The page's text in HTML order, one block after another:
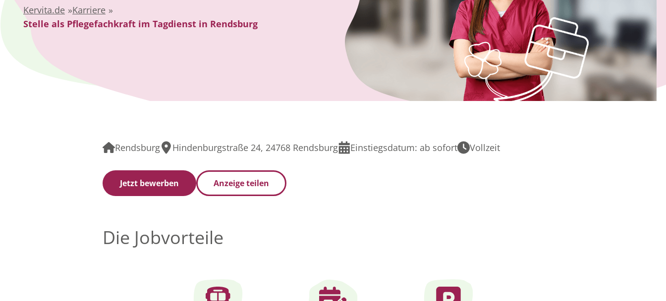
Kervita.de »Karriere »
Stelle als Pflegefachkraft im Tagdienst in Rendsburg
Rendsburg Hindenburgstraße 24, 24768 Rendsburg Einstiegsdatum: ab sofort Vollzeit
Jetzt bewerben Anzeige teilen
Die Jobvorteile